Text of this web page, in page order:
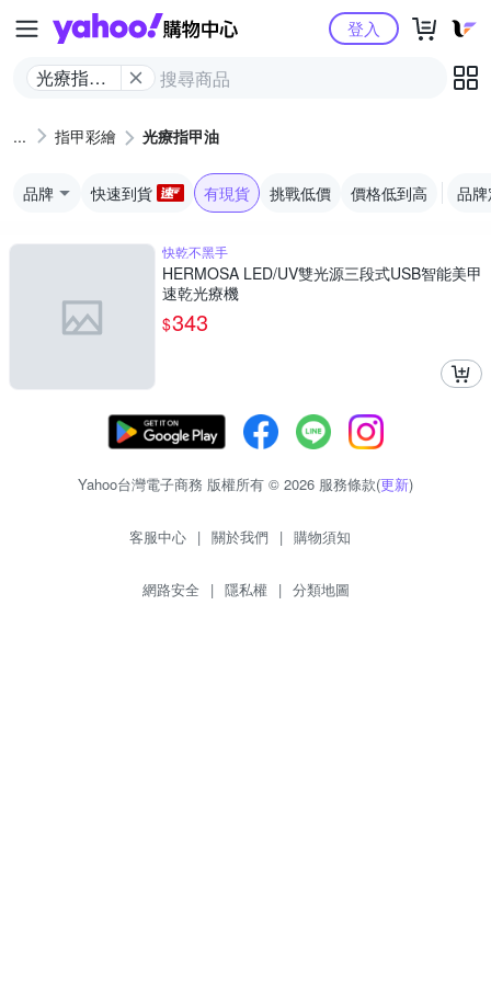
Yahoo購物中心
光療指甲
登入
指甲彩繪 光療指甲油
品牌 快速到貨 有現貨 挑戰低價 價格低到高 品
快乾不黑手
HERMOSA LED/UV雙光源三段式USB智能美甲
速乾光療機
$343
Yahoo台灣電子商務 版權所有 © 2026 服務條款(更新)
客服中心 | 關於我們 | 購物須知
網路安全 | 隱私權 | 分類地圖